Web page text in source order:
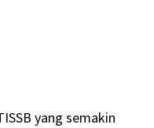
yang semakin